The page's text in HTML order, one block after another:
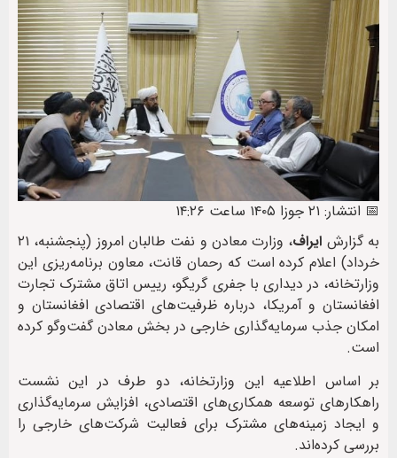
📅 انتشار: ۲۱ جوزا ۱۴۰۵ ساعت ۱۴:۲۶
به گزارش ایراف
، وزارت معادن و نفت طالبان امروز (پنجشنبه، ۲۱
خرداد) اعلام کرده است که رحمان قانت، معاون برنامه‌ریزی این
وزارتخانه، در دیداری با جفری گریگو، رییس اتاق مشترک تجارت
افغانستان و آمریکا، درباره ظرفیت‌های اقتصادی افغانستان و
امکان جذب سرمایه‌گذاری خارجی در بخش معادن گفت‌وگو کرده
است.
بر اساس اطلاعیه این وزارتخانه، دو طرف در این نشست
راهکارهای توسعه همکاری‌های اقتصادی، افزایش سرمایه‌گذاری
و ایجاد زمینه‌های مشترک برای فعالیت شرکت‌های خارجی را
بررسی کرده‌اند.